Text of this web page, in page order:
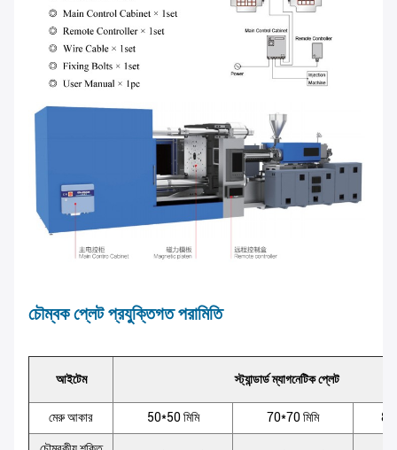
চৌম্বক প্লেট প্রযুক্তিগত পরামিতি
আইটেম স্ট্যান্ডার্ড ম্যাগনেটিক প্লেট
মেরু আকার 50*50 মিমি 70*70 মিমি